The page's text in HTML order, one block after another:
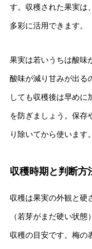
す。収穫された果実は
多彩に活用できます。
果実は若いうちは酸味
酸味が減り甘みが出る
しても収穫後は早めに
を防ぎましょう。保存
り除いてから使います。
収穫時期と判断方
収穫は果実の外観と硬
（若芽がまだ硬い状
収穫の目安です。梅の